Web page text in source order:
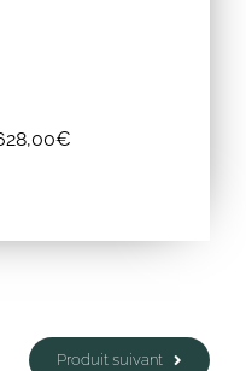
Produit suivant